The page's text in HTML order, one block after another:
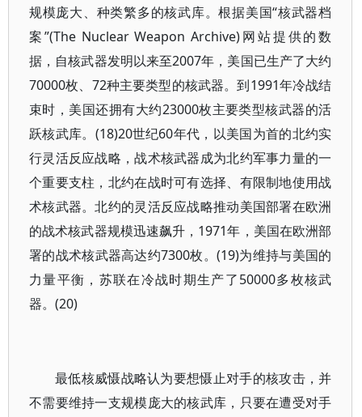
规模庞大、种类繁多的核武库。根据美国“核武器档
案”(The Nuclear Weapon Archive)网站提供的数
据，自核武器发明以来至2007年，美国已生产了大约
70000枚、72种主要类型的核武器。到1991年冷战结
束时，美国还拥有大约23000枚主要类型核武器的活
跃核武库。(18)20世纪60年代，以美国为首的北约实
行灵活反应战略，战术核武器成为北约军事力量的一
个重要支柱，北约在战时可有选择、有限制地使用战
术核武器。北约的灵活反应战略推动美国部署在欧洲
的战术核武器规模迅速飙升，1971年，美国在欧洲部
署的战术核武器高达约7300枚。(19)为维持与美国的
力量平衡，苏联在冷战时期生产了50000多枚核武
器。(20)
最低核威慑战略认为要想慑止对手的核攻击，并
不需要维持一支规模庞大的核武库，只要在遭受对手